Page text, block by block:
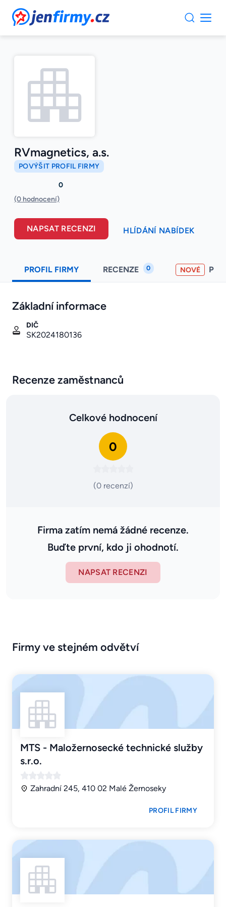
JenFirmy.cz
RVmagnetics, a.s.
POVÝŠIT PROFIL FIRMY
0
(0 hodnocení)
NAPSAT RECENZI HLÍDÁNÍ NABÍDEK
PROFIL FIRMY RECENZE 0 NOVÉ
Základní informace
DIČ
SK2024180136
Recenze zaměstnanců
Celkové hodnocení
0
(0 recenzí)
Firma zatím nemá žádné recenze.
Buďte první, kdo ji ohodnotí.
NAPSAT RECENZI
Firmy ve stejném odvětví
MTS - Maložernosecké technické služby
s.r.o.
Zahradní 245, 410 02 Malé Žernoseky
PROFIL FIRMY